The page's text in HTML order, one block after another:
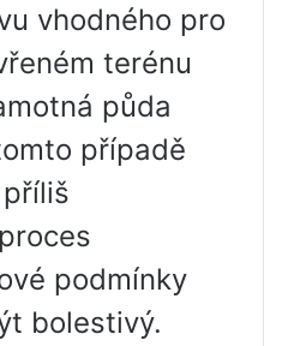
vhodného pro
terénu
půda
případě
podmínky
bolestivý.